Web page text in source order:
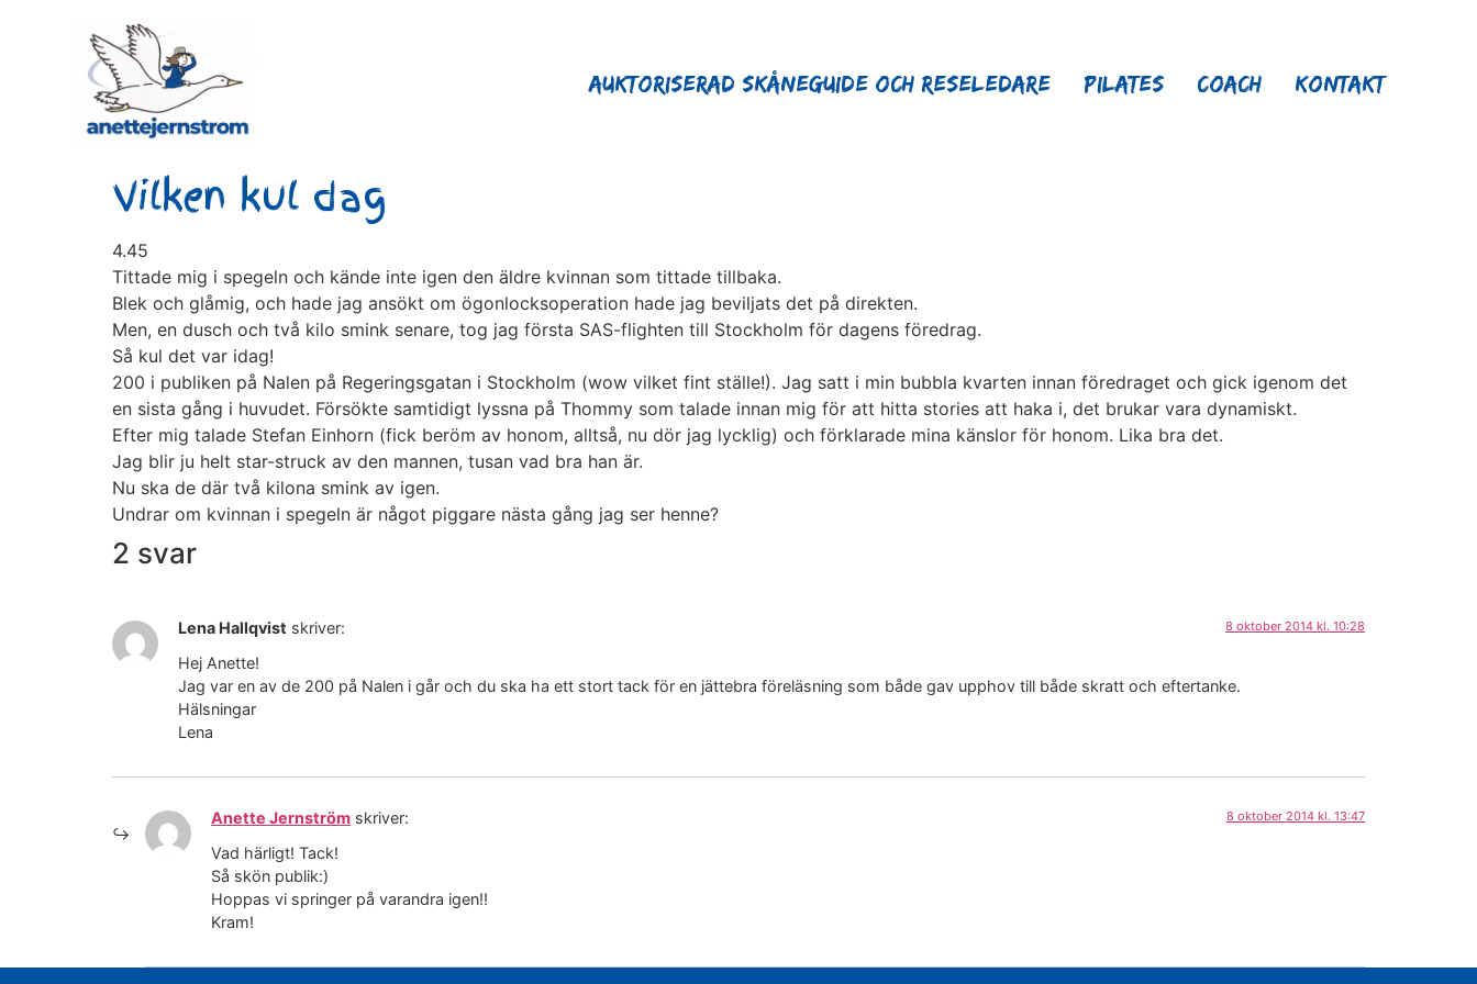
Auktoriserad Skåneguide och Reseledare Pilates Coach Kontakt
Vilken kul dag
4.45
Tittade mig i spegeln och kände inte igen den äldre kvinnan som tittade tillbaka.
Blek och glåmig, och hade jag ansökt om ögonlocksoperation hade jag beviljats det på direkten.
Men, en dusch och två kilo smink senare, tog jag första SAS-flighten till Stockholm för dagens föredrag.
Så kul det var idag!
200 i publiken på Nalen på Regeringsgatan i Stockholm (wow vilket fint ställe!). Jag satt i min bubbla kvarten innan föredraget och gick igenom det
en sista gång i huvudet. Försökte samtidigt lyssna på Thommy som talade innan mig för att hitta stories att haka i, det brukar vara dynamiskt.
Efter mig talade Stefan Einhorn (fick beröm av honom, alltså, nu dör jag lycklig) och förklarade mina känslor för honom. Lika bra det.
Jag blir ju helt star-struck av den mannen, tusan vad bra han är.
Nu ska de där två kilona smink av igen.
Undrar om kvinnan i spegeln är något piggare nästa gång jag ser henne?
2 svar
Lena Hallqvist skriver: 8 oktober 2014 kl. 10:28
Hej Anette!
Jag var en av de 200 på Nalen i går och du ska ha ett stort tack för en jättebra föreläsning som både gav upphov till både skratt och eftertanke.
Hälsningar
Lena
Anette Jernström skriver: 8 oktober 2014 kl. 13:47
Vad härligt! Tack!
Så skön publik:)
Hoppas vi springer på varandra igen!!
Kram!